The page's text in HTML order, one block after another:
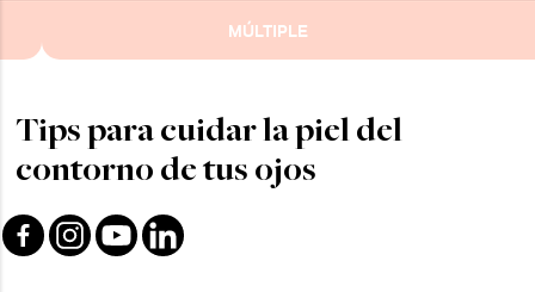
MÚLTIPLE
Tips para cuidar la piel del
contorno de tus ojos